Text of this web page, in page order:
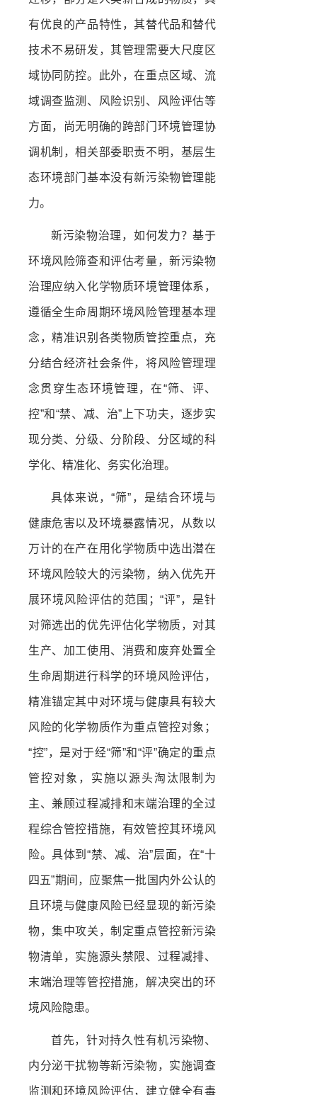
有优良的产品特性，其替代品和替代
技术不易研发，其管理需要大尺度区
域协同防控。此外，在重点区域、流
域调查监测、风险识别、风险评估等
方面，尚无明确的跨部门环境管理协
调机制，相关部委职责不明，基层生
态环境部门基本没有新污染物管理能
力。
新污染物治理，如何发力？基于
环境风险筛查和评估考量，新污染物
治理应纳入化学物质环境管理体系，
遵循全生命周期环境风险管理基本理
念，精准识别各类物质管控重点，充
分结合经济社会条件，将风险管理理
念贯穿生态环境管理，在“筛、评、
控”和“禁、减、治”上下功夫，逐步实
现分类、分级、分阶段、分区域的科
学化、精准化、务实化治理。
具体来说，“筛”，是结合环境与
健康危害以及环境暴露情况，从数以
万计的在产在用化学物质中选出潜在
环境风险较大的污染物，纳入优先开
展环境风险评估的范围；“评”，是针
对筛选出的优先评估化学物质，对其
生产、加工使用、消费和废弃处置全
生命周期进行科学的环境风险评估，
精准锚定其中对环境与健康具有较大
风险的化学物质作为重点管控对象；
“控”，是对于经“筛”和“评”确定的重点
管控对象，实施以源头淘汰限制为
主、兼顾过程减排和末端治理的全过
程综合管控措施，有效管控其环境风
险。具体到“禁、减、治”层面，在“十
四五”期间，应聚焦一批国内外公认的
且环境与健康风险已经显现的新污染
物，集中攻关，制定重点管控新污染
物清单，实施源头禁限、过程减排、
末端治理等管控措施，解决突出的环
境风险隐患。
首先，针对持久性有机污染物、
内分泌干扰物等新污染物，实施调查
监测和环境风险评估，建立健全有毒